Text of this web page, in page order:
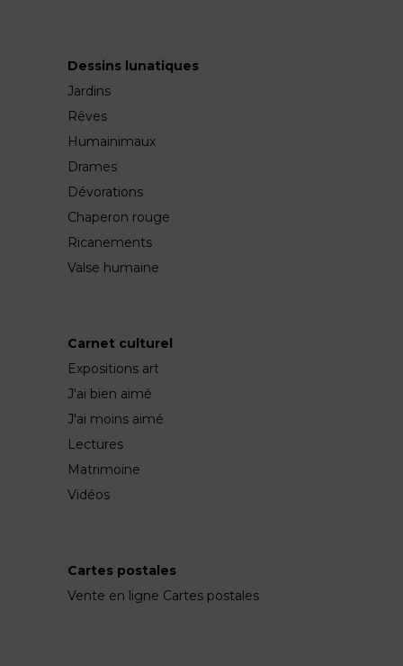
Dessins lunatiques
Jardins
Rêves
Humainimaux
Drames
Dévorations
Chaperon rouge
Ricanements
Valse humaine
Carnet culturel
Expositions art
J'ai bien aimé
J'ai moins aimé
Lectures
Matrimoine
Vidéos
Cartes postales
Vente en ligne Cartes postales